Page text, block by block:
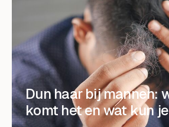
Dun haar bij mannen:
komt het en wat kun